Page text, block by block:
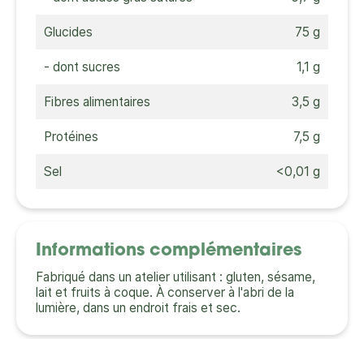
Glucides 75 g
- dont sucres 1,1 g
Fibres alimentaires 3,5 g
Protéines 7,5 g
Sel <0,01 g
Informations complémentaires
Fabriqué dans un atelier utilisant : gluten, sésame,
lait et fruits à coque. À conserver à l'abri de la
lumière, dans un endroit frais et sec.